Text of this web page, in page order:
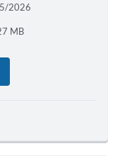
2026
MB